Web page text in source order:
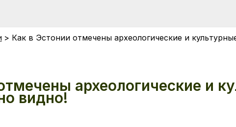
Как в Эстонии отмечены археологические и
археологические и
видно!